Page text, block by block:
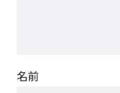
名前